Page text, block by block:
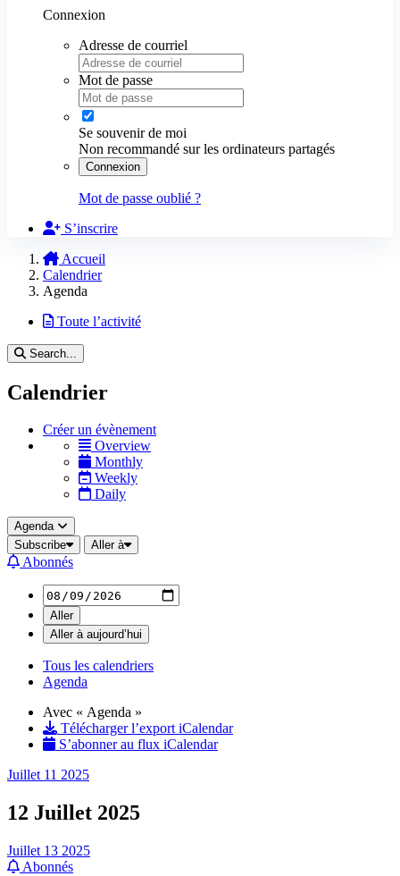
Connexion
Adresse de courriel
Mot de passe
Se souvenir de moi
Non recommandé sur les ordinateurs partagés
Connexion
Mot de passe oublié ?
S’inscrire
Accueil
Calendrier
Agenda
Toute l’activité
Search...
Calendrier
Créer un évènement
Overview
Monthly
Weekly
Daily
Agenda
Subscribe
Aller à
Abonnés
Aller
Aller à aujourd’hui
Tous les calendriers
Agenda
Avec « Agenda »
Télécharger l’export iCalendar
S’abonner au flux iCalendar
Juillet 11 2025
12 Juillet 2025
Juillet 13 2025
Abonnés